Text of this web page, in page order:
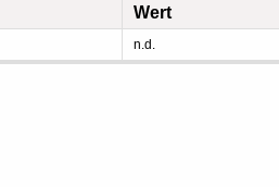
Wert
n.d.